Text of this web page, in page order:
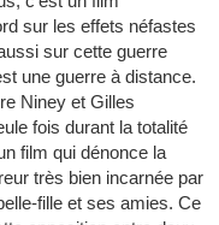
sur les effets néfastes
sur cette guerre
une guerre à distance.
Niney et Gilles
fois durant la totalité
film qui dénonce la
très bien incarnée par
fille et ses amies. Ce